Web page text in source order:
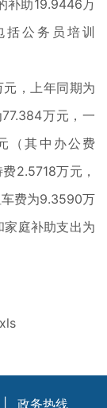
补助19.9446万
公务员培训
，上年同期为
万元，一
（其中办公费
2.5718万元，
费为9.3590万
庭补助支出为
政务热线